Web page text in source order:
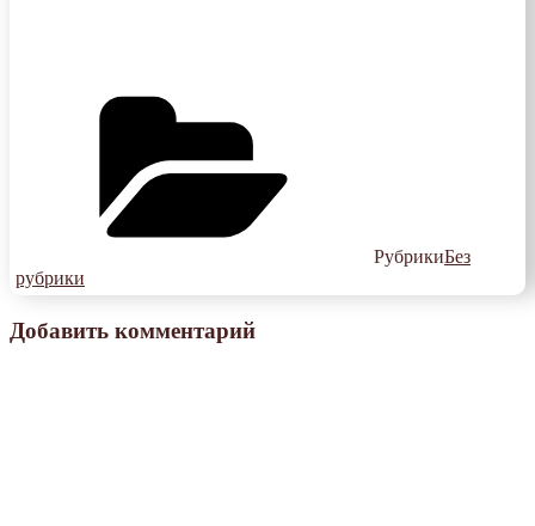
РубрикиБез
рубрики
Добавить комментарий